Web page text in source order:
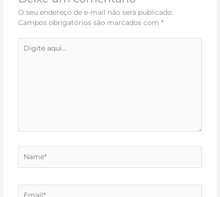
O seu endereço de e-mail não será publicado.
Campos obrigatórios são marcados com *
aqui...